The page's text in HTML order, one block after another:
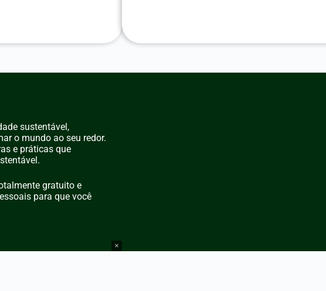
sustentável,
o mundo ao seu redor.
e práticas que
gratuito e
para que você
×